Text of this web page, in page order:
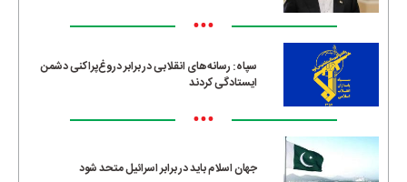
•••
سپاه: رسانه‌های انقلابی در برابر دروغ‌پراکنی دشمن
ایستادگی کردند
•••
جهان اسلام باید در برابر اسرائیل متحد شود